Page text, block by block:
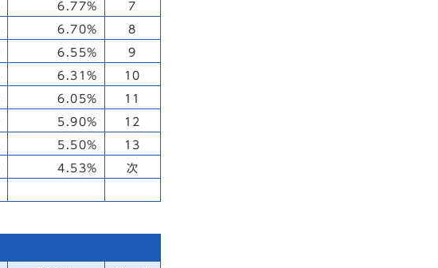
6.77% 7
6.70% 8
6.55% 9
6.31% 10
6.05% 11
5.90% 12
5.50% 13
4.53% 次